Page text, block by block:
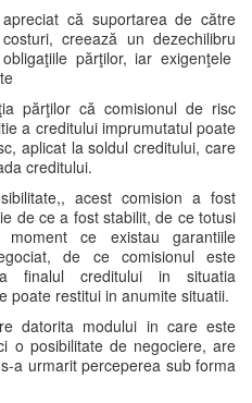
că suportarea de către
creează un dezechilibru
părţilor, iar exigenţele
părţilor că comisionul de risc
a creditului imprumutatul poate
aplicat la soldul creditului, care
creditului.
acest comision a fost
de ce a fost stabilit, de ce totusi
ce existau garantiile
de ce comisionul este
finalul creditului in situatia
poate restitui in anumite situatii.
datorita modului in care este
o posibilitate de negociere, are
a urmarit perceperea sub forma